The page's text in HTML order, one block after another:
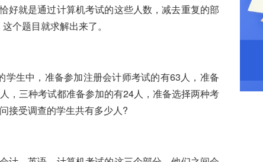
好就是通过计算机考试的这些人数，减去重复的部
个题目就求解出来了。
生中，准备参加注册会计师考试的有63人，准备
，三种考试都准备参加的有24人，准备选择两种考
接受调查的学生共有多少人?